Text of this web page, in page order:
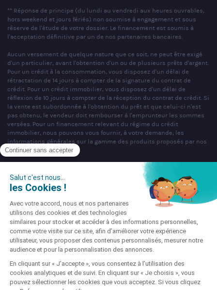
** Réponse de principe (du lundi au vendredi aux heures ouvrables,
hors weekend et jours fériés) non soumise à engagement et sous
réserve de l'étude de votre dossier. Le financement est soumis à
l'acceptation définitive par un de nos partenaires bancaires.
Aucun versement de quelque nature que ce soit, ne peut être exigé
d'un particulier, avant l'obtention d'un ou de plusieurs prêts d'argent.
Pour un crédit à la consommation, vous disposez d'un délai de
rétractation de 14 jours à compter de la signature du contrat de
crédit. Pour un crédit immobilier, vous disposez d'un délai de
réflexion de 10 jours à compter de la réception du contrat de crédit. Si
la vente est subordonnée à l'obtention du prêt et que celui-ci n'est
pas obtenu, le vendeur doit rembourser à l'emprunteur les sommes
versées. Pour un financement relevant du régime du crédit
immobilier, nous pouvons vous fournir, à votre demande, les
informations générales sur la gamme des produits proposés par nos
partenaires bancaires.
SAS PARTNERS FINANCES au capital de 1 000 000 € - R.C.S. Nancy
n°404 681 496 - siège social : 22 rue de Malzéville, 54000 NANCY -
Mandataire non exclusif en opérations de banques et en services de
paiement & Intermédiaire en assurance, Courtier en opérations de
banque et services de paiement (COBSP), Courtier d'assurance ou de
réassurance (COA), Mandataire d'Intermédiaire d'Assurance (MIA)
immatriculé sous le n°ORIAS 07 036 794 (www.orias.fr).
Société soumise au contrôle de l'Autorité de Contrôle Prudentiel et de
Résolution (ACPR), dont l'adresse est sis 4 Place de Budapest, CS
92459, 75436 Paris Cedex 09 téléphone : 01 49 95 40 00 site :
www.acpr.banque-france.fr.
Site enregistré auprès de la CNIL sous le N° 856647 © Partners
Finances 2026